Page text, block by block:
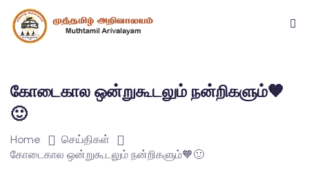
கோடைகால ஒன்றுகூடலும் நன்றிகளும்🧡
🙂
Home
செய்திகள்
கோடைகால ஒன்றுகூடலும் நன்றிகளும்🧡🙂